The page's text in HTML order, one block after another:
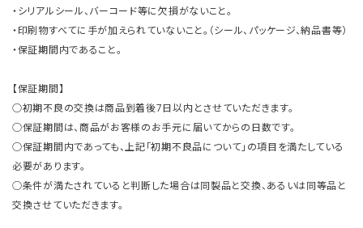
・シリアルシール、バーコード等に欠損がないこと。
・印刷物すべてに手が加えられていないこと。（シール、パッケージ、納品書等）
・保証期間内であること。
【保証期間】
○初期不良の交換は商品到着後7日以内とさせていただきます。
○保証期間は、商品がお客様のお手元に届いてからの日数です。
○保証期間内であっても、上記「初期不良品について」の項目を満たしている
必要があります。
○条件が満たされていると判断した場合は同製品と交換、あるいは同等品と
交換させていただきます。